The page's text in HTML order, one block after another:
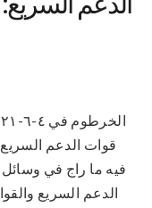
قوات الدعم السريع
فيه ما راج في وسائل
الدعم السريع